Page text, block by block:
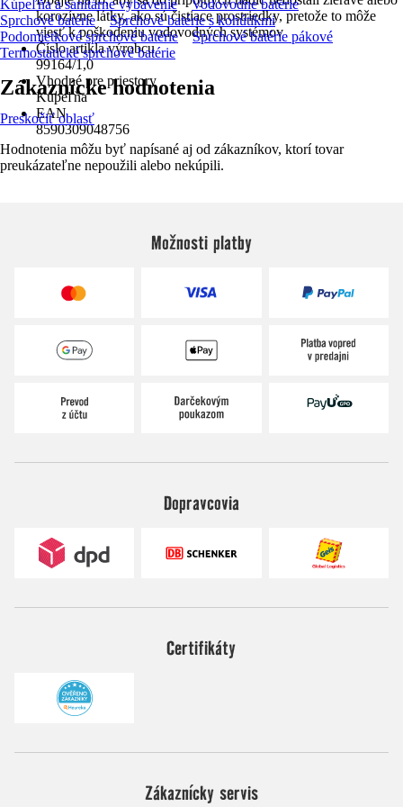
korozívne látky, ako sú čistiace prostriedky, pretože to môže
viesť k poškodeniu vodovodných systémov
Číslo artikla výrobcu
99164/1,0
Vhodné pre priestory
Kúpeľňa
EAN
8590309048756
Kúpeľňa a sanitárne vybavenie
Vodovodné batérie
Sprchové batérie
Sprchové batérie s kohútikmi
Podomietkové sprchové batérie
Sprchové batérie pákové
Termostatické sprchové batérie
Zákaznícke hodnotenia
Preskočiť oblasť
Hodnotenia môžu byť napísané aj od zákazníkov, ktorí tovar
preukázateľne nepoužili alebo nekúpili.
Možnosti platby
Dopravcovia
Certifikáty
Zákaznícky servis